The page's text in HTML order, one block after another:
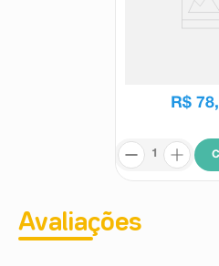
R$ 78,
Avaliações